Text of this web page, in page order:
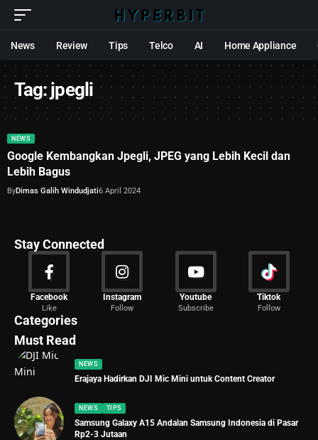
News Review Tips Telco AI Home Appliance
Tag:jpegli
NEWS
Google Kembangkan Jpegli, JPEG yang Lebih Kecil dan
Lebih Bagus
ByDimas Galih Windudjati6 April 2024
Stay Connected
Facebook
Like
Instagram
Follow
Youtube
Subscribe
Tiktok
Follow
Categories
News
2029 Articles
Must Read
NEWS
Erajaya Hadirkan DJI Mic Mini untuk Content Creator
NEWS TIPS
Samsung Galaxy A15 Andalan Samsung Indonesia di Pasar
Rp2-3 Jutaan